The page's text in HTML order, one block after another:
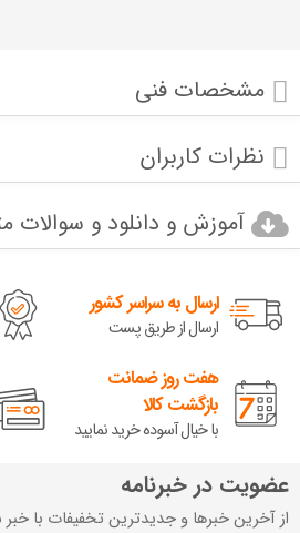
مشخصات فنی
نظرات کاربران
آموزش و دانلود و سوالات
ارسال به سراسر کشور
ارسال از طریق پست
هفت روز ضمانت
بازگشت کالا
با خیال آسوده خرید نمایید
عضویت در خبرنامه
از آخرین خبرها و جدیدترین تخفیفات با